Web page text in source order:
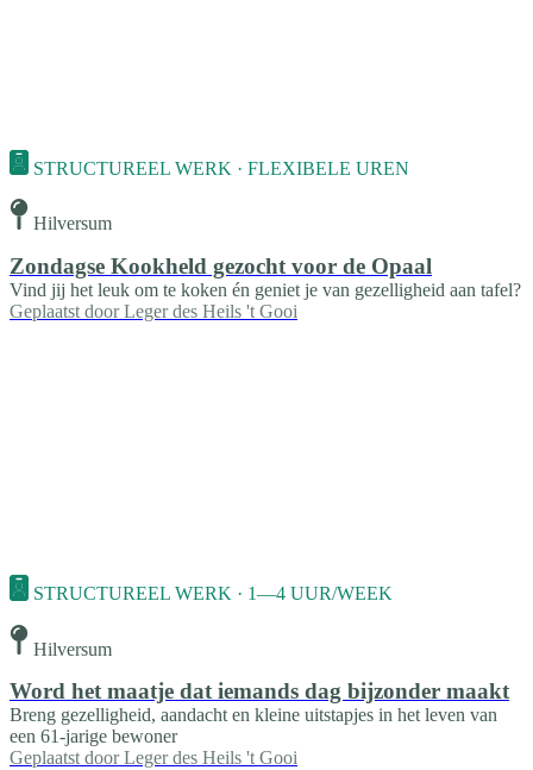
STRUCTUREEL WERK · FLEXIBELE UREN
Hilversum
Zondagse Kookheld gezocht voor de Opaal
Vind jij het leuk om te koken én geniet je van gezelligheid aan tafel?
Geplaatst door Leger des Heils 't Gooi
STRUCTUREEL WERK · 1—4 UUR/WEEK
Hilversum
Word het maatje dat iemands dag bijzonder maakt
Breng gezelligheid, aandacht en kleine uitstapjes in het leven van
een 61-jarige bewoner
Geplaatst door Leger des Heils 't Gooi